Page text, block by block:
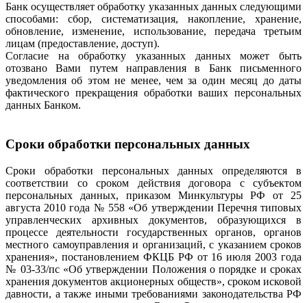
Банк осуществляет обработку указанных данных следующими
способами: сбор, систематизация, накопление, хранение,
обновление, изменение, использование, передача третьим
лицам (предоставление, доступ).
Согласие на обработку указанных данных может быть
отозвано Вами путем направления в Банк письменного
уведомления об этом не менее, чем за один месяц до даты
фактического прекращения обработки ваших персональных
данных Банком.
Сроки обработки персональных данных
Сроки обработки персональных данных определяются в
соответствии со сроком действия договора с субъектом
персональных данных, приказом Минкультуры РФ от 25
августа 2010 года № 558 «Об утверждении Перечня типовых
управленческих архивных документов, образующихся в
процессе деятельности государственных органов, органов
местного самоуправления и организаций, с указанием сроков
хранения», постановлением ФКЦБ РФ от 16 июля 2003 года
№ 03-33/пс «Об утверждении Положения о порядке и сроках
хранения документов акционерных обществ», сроком исковой
давности, а также иными требованиями законодательства РФ